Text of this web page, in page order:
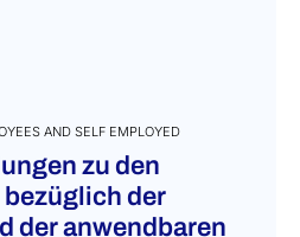
AND SELF EMPLOYED
zu den
der
der anwendbaren